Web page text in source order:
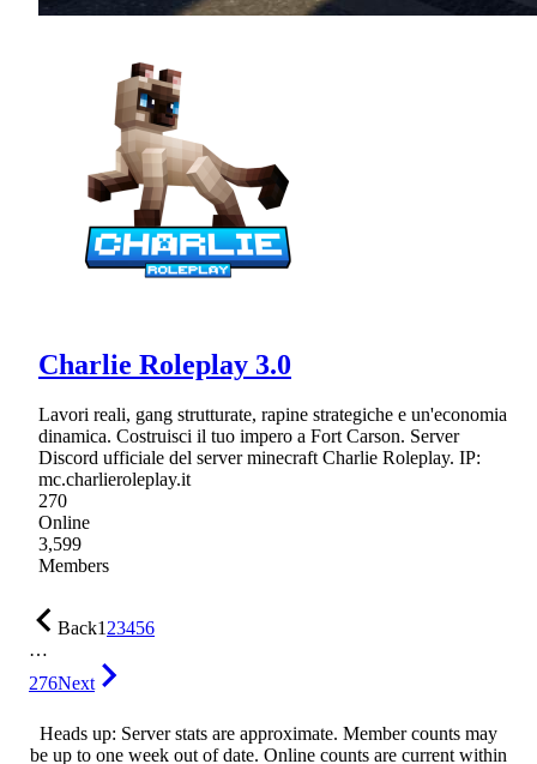
Charlie Roleplay 3.0
Lavori reali, gang strutturate, rapine strategiche e un'economia
dinamica. Costruisci il tuo impero a Fort Carson. Server
Discord ufficiale del server minecraft Charlie Roleplay. IP:
mc.charlieroleplay.it
270
Online
3,599
Members
Back123456
…
276Next
Heads up: Server stats are approximate. Member counts may
be up to one week out of date. Online counts are current within